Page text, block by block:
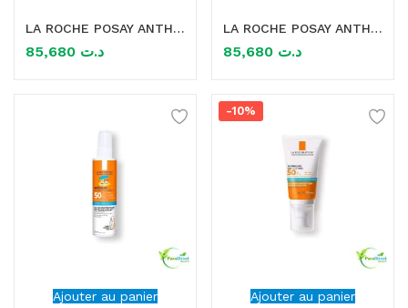
LA ROCHE POSAY ANTHELIOS OIL CORRECT SPF50+ 50ML
د.ت
LA ROCHE POSAY ANTHELIOS PIGMENT CORRECT SPF50+ 50ML
د.ت
Ajouter au panier Ajouter au panier
-10%